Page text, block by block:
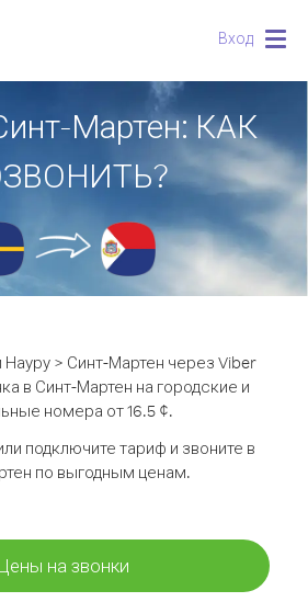
Вход
Мартен: КАК
> Синт-Мартен через Viber
в Синт-Мартен на городские и
номера от 16.5 ¢.
подключите тариф и звоните в
по выгодным ценам.
на звонки